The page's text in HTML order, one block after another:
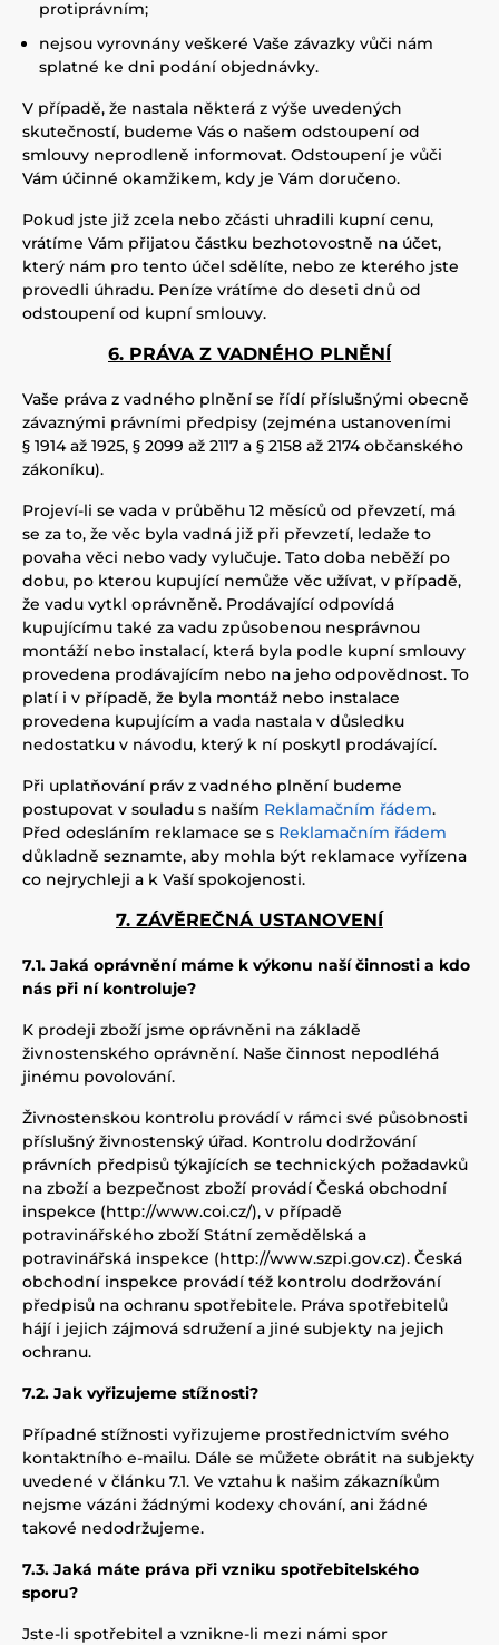
protiprávním;
nejsou vyrovnány veškeré Vaše závazky vůči nám
splatné ke dni podání objednávky.
V případě, že nastala některá z výše uvedených
skutečností, budeme Vás o našem odstoupení od
smlouvy neprodleně informovat. Odstoupení je vůči
Vám účinné okamžikem, kdy je Vám doručeno.
Pokud jste již zcela nebo zčásti uhradili kupní cenu,
vrátíme Vám přijatou částku bezhotovostně na účet,
který nám pro tento účel sdělíte, nebo ze kterého jste
provedli úhradu. Peníze vrátíme do deseti dnů od
odstoupení od kupní smlouvy.
6. PRÁVA Z VADNÉHO PLNĚNÍ
Vaše práva z vadného plnění se řídí příslušnými obecně
závaznými právními předpisy (zejména ustanoveními
§ 1914 až 1925, § 2099 až 2117 a § 2158 až 2174 občanského
zákoníku).
Projeví-li se vada v průběhu 12 měsíců od převzetí, má
se za to, že věc byla vadná již při převzetí, ledaže to
povaha věci nebo vady vylučuje. Tato doba neběží po
dobu, po kterou kupující nemůže věc užívat, v případě,
že vadu vytkl oprávněně. Prodávající odpovídá
kupujícímu také za vadu způsobenou nesprávnou
montáží nebo instalací, která byla podle kupní smlouvy
provedena prodávajícím nebo na jeho odpovědnost. To
platí i v případě, že byla montáž nebo instalace
provedena kupujícím a vada nastala v důsledku
nedostatku v návodu, který k ní poskytl prodávající.
Při uplatňování práv z vadného plnění budeme
postupovat v souladu s naším Reklamačním řádem.
Před odesláním reklamace se s Reklamačním řádem
důkladně seznamte, aby mohla být reklamace vyřízena
co nejrychleji a k Vaší spokojenosti.
7. ZÁVĚREČNÁ USTANOVENÍ
7.1. Jaká oprávnění máme k výkonu naší činnosti a kdo
nás při ní kontroluje?
K prodeji zboží jsme oprávněni na základě
živnostenského oprávnění. Naše činnost nepodléhá
jinému povolování.
Živnostenskou kontrolu provádí v rámci své působnosti
příslušný živnostenský úřad. Kontrolu dodržování
právních předpisů týkajících se technických požadavků
na zboží a bezpečnost zboží provádí Česká obchodní
inspekce (http://www.coi.cz/), v případě
potravinářského zboží Státní zemědělská a
potravinářská inspekce (http://www.szpi.gov.cz). Česká
obchodní inspekce provádí též kontrolu dodržování
předpisů na ochranu spotřebitele. Práva spotřebitelů
hájí i jejich zájmová sdružení a jiné subjekty na jejich
ochranu.
7.2. Jak vyřizujeme stížnosti?
Případné stížnosti vyřizujeme prostřednictvím svého
kontaktního e-mailu. Dále se můžete obrátit na subjekty
uvedené v článku 7.1. Ve vztahu k našim zákazníkům
nejsme vázáni žádnými kodexy chování, ani žádné
takové nedodržujeme.
7.3. Jaká máte práva při vzniku spotřebitelského
sporu?
Jste-li spotřebitel a vznikne-li mezi námi spor